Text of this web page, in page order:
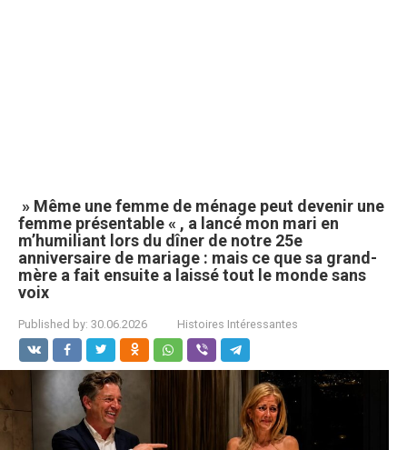
» Même une femme de ménage peut devenir une
femme présentable « , a lancé mon mari en
m’humiliant lors du dîner de notre 25e
anniversaire de mariage : mais ce que sa grand-
mère a fait ensuite a laissé tout le monde sans
voix
Published by: 30.06.2026 Histoires Intéressantes